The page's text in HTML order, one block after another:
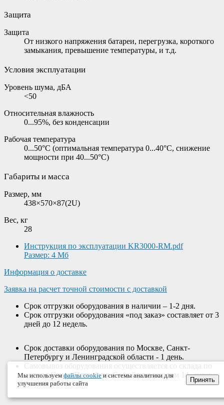
Защита
Защита
От низкого напряжения батареи, перегрузка, короткого
замыкания, превышение температуры, и т.д.
Условия эксплуатации
Уровень шума, дБА
<50
Относительная влажность
0...95%, без конденсации
Рабочая температура
0...50°C (оптимальная температура 0...40°C, снижение
мощности при 40...50°C)
Габариты и масса
Размер, мм
438×570×87(2U)
Вес, кг
28
Инструкция по эксплуатации KR3000-RM.pdf
Размер: 4 Мб
Информация о доставке
Заявка на расчет точной стоимости с доставкой
Срок отгрузки оборудования в наличии – 1-2 дня.
Срок отгрузки оборудования «под заказ» составляет от 3
дней до 12 недель.
Срок доставки оборудования по Москве, Санкт-
Петербургу и Ленинградской области - 1 день.
Самовывоз оборудования осуществляется со склада по
адресу: Санкт-Петербург, Софийская ул., дом 14, литера
А.
Мы используемфайлы cookie и системы аналитики для
улучшения работы сайта
Принять